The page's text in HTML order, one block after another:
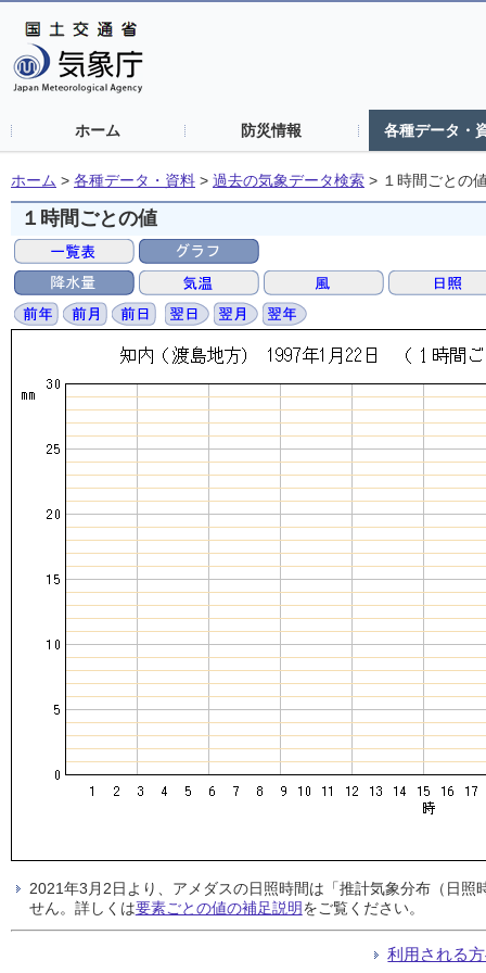
ホーム 防災情報 各種データ・
ホーム > 各種データ・資料 > 過去の気象データ検索 > １時間ごとの
１時間ごとの値
2021年3月2日より、アメダスの日照時間は「推計気象分布（日
せん。詳しくは要素ごとの値の補足説明をご覧ください。
利用される